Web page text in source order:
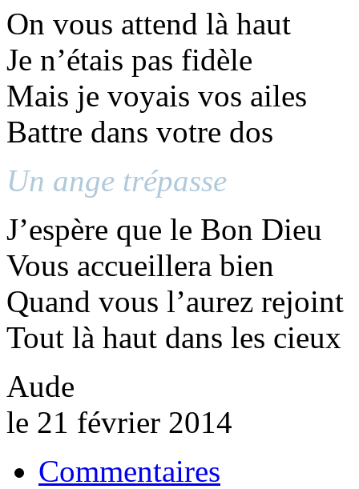
On vous attend là haut
Je n’étais pas fidèle
Mais je voyais vos ailes
Battre dans votre dos
Un ange trépasse
J’espère que le Bon Dieu
Vous accueillera bien
Quand vous l’aurez rejoint
Tout là haut dans les cieux
Aude
le 21 février 2014
Commentaires